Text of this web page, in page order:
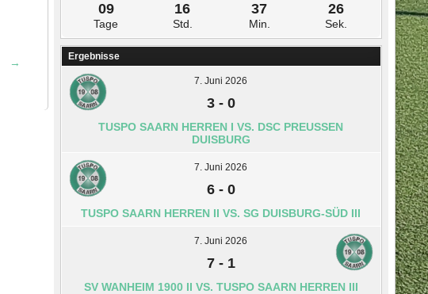
→
09
Tage
16
Std.
37
Min.
26
Sek.
Ergebnisse
7. Juni 2026
3- 0
TUSPO SAARN HERREN I VS. DSC PREUSSEN D
UISBURG
7. Juni 2026
6- 0
TUSPO SAARN HERREN II VS. SG DUISBURG-SÜD III
7. Juni 2026
7- 1
SV WANHEIM 1900 II VS. TUSPO SAARN HERREN III